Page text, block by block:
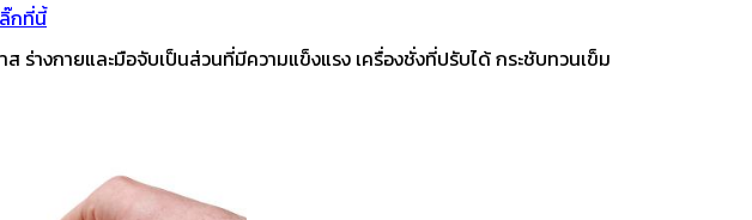
/ ชุด
3 Clamping technology /
4 Metrology / เครื่องมือวัด
tools / เครื่องมือช่าง ประเภทจับ
ยึดให้แน่น
กที่นี้
างกายและมือจับเป็นส่วนที่มีความแข็งแรง เครื่องชั่งที่ปรับได้ กระชับทวนเข็ม